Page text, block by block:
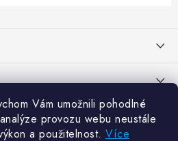
Vám umožnili pohodlné
provozu webu neustále
a použitelnost. Více